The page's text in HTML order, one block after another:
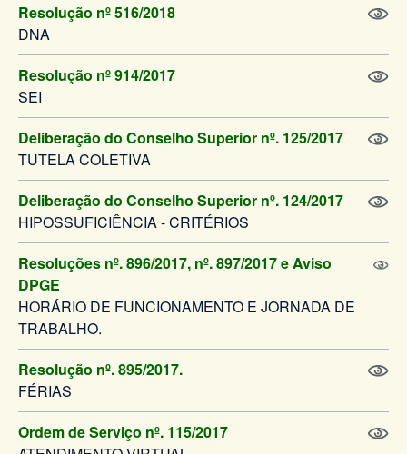
Resolução nº 516/2018
DNA
Resolução nº 914/2017
SEI
Deliberação do Conselho Superior nº. 125/2017
TUTELA COLETIVA
Deliberação do Conselho Superior nº. 124/2017
HIPOSSUFICIÊNCIA - CRITÉRIOS
Resoluções nº. 896/2017, nº. 897/2017 e Aviso
DPGE
HORÁRIO DE FUNCIONAMENTO E JORNADA DE
TRABALHO.
Resolução nº. 895/2017.
FÉRIAS
Ordem de Serviço nº. 115/2017